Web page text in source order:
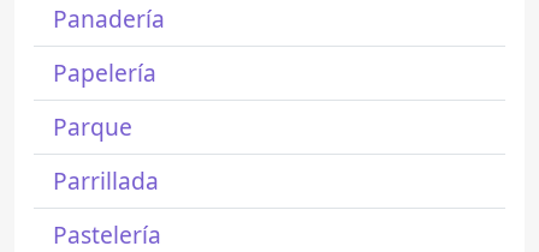
Panadería
Papelería
Parque
Parrillada
Pastelería